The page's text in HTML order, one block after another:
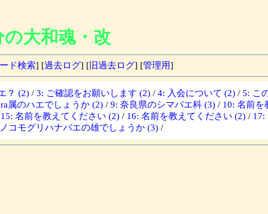
大和魂・改
ド検索] [過去ログ] [ 旧過去ログ] [管理用]
？ (2) / 3: ご確認をお願いします (2) / 4: 入会について (2) / 5: こ
属のハエでしょうか (2) / 9: 奈良県のシマバエ科 (3) / 10: 名前を
15: 名前を教えてください (2) / 16: 名前を教えてください (2) / 17:
コモグリハナバエの雄でしょうか (3) /